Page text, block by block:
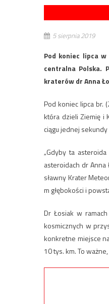
5 sierpnia 2019
Pod koniec lipca w
centralna Polska.
kraterów dr Anna
Pod koniec lipca br.
która dzieli Ziemię i
ciągu jednej
„Gdyby ta
asteroidach dr
sławny Krater
m głębokości i
Dr Łosiak w
kosmicznych w
konkretne miejsce
10 tys. km. To